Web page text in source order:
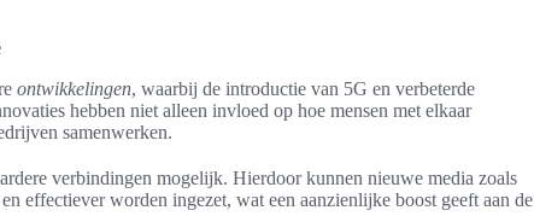
ontwikkelingen, waarbij de introductie van 5G en verbeterde
hebben niet alleen invloed op hoe mensen met elkaar
samenwerken.
verbindingen mogelijk. Hierdoor kunnen nieuwe media zoals
effectiever worden ingezet, wat een aanzienlijke boost geeft aan de